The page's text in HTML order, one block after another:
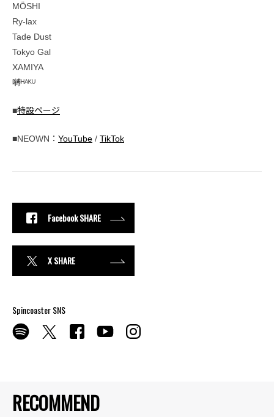
RECOMMEND
MÖSHI
Ry-lax
Tade Dust
Tokyo Gal
XAMIYA
嚩ᴴᴬᴷᵁ
■特設ページ
■NEOWN： YouTube / TikTok
Facebook SHARE
X SHARE
Spincoaster SNS